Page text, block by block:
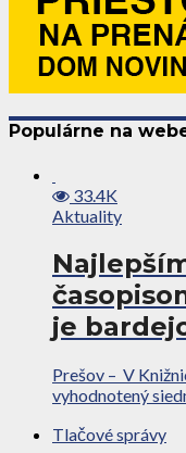
Populárne na
33.4K
Aktuality
je
Prešov – V
vyhodnotený
Tlačové správy